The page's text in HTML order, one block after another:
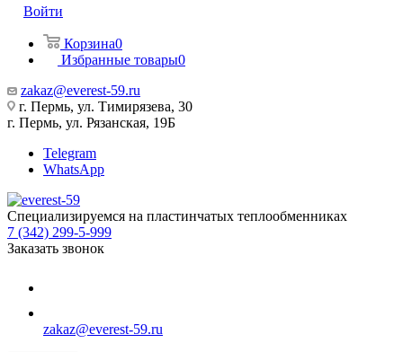
Войти
Корзина0
Избранные товары0
zakaz@everest-59.ru
г. Пермь, ул. Тимирязева, 30
г. Пермь, ул. Рязанская, 19Б
Telegram
WhatsApp
Специализируемся на пластинчатых теплообменниках
7 (342) 299-5-999
Заказать звонок
zakaz@everest-59.ru